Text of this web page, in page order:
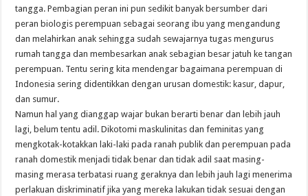
tangga. Pembagian peran ini pun sedikit banyak bersumber dari
peran biologis perempuan sebagai seorang ibu yang mengandung
dan melahirkan anak sehingga sudah sewajarnya tugas mengurus
rumah tangga dan membesarkan anak sebagian besar jatuh ke tangan
perempuan. Tentu sering kita mendengar bagaimana perempuan di
Indonesia sering didentikkan dengan urusan domestik: kasur, dapur,
dan sumur.
Namun hal yang dianggap wajar bukan berarti benar dan lebih jauh
lagi, belum tentu adil. Dikotomi maskulinitas dan feminitas yang
mengkotak-kotakkan laki-laki pada ranah publik dan perempuan pada
ranah domestik menjadi tidak benar dan tidak adil saat masing-
masing merasa terbatasi ruang geraknya dan lebih jauh lagi menerima
perlakuan diskriminatif jika yang mereka lakukan tidak sesuai dengan